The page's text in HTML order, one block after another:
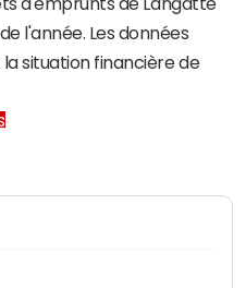
l'année. Les données
situation financière de